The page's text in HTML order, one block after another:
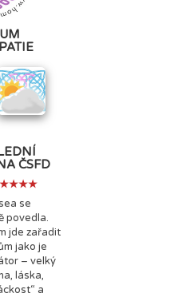
ČSFD
se
povedla.
jde zařadit
jako je
– velký
láska,
a